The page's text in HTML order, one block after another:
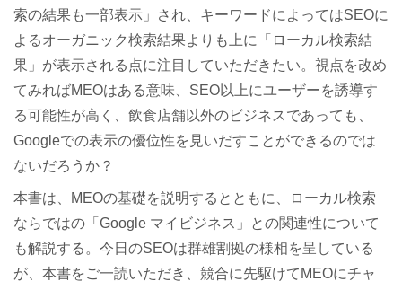
索の結果も一部表示」され、キーワードによってはSEOに
よるオーガニック検索結果よりも上に「ローカル検索結
果」が表示される点に注目していただきたい。視点を改め
てみればMEOはある意味、SEO以上にユーザーを誘導す
る可能性が高く、飲食店舗以外のビジネスであっても、
Googleでの表示の優位性を見いだすことができるのでは
ないだろうか？
本書は、MEOの基礎を説明するとともに、ローカル検索
ならではの「Google マイビジネス」との関連性について
も解説する。今日のSEOは群雄割拠の様相を呈している
が、本書をご一読いただき、競合に先駆けてMEOにチャ